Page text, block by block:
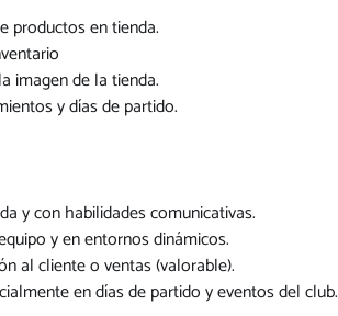
productos en tienda.
imagen de la tienda.
y días de partido.
y con habilidades comunicativas.
y en entornos dinámicos.
al cliente o ventas (valorable).
en días de partido y eventos del club.